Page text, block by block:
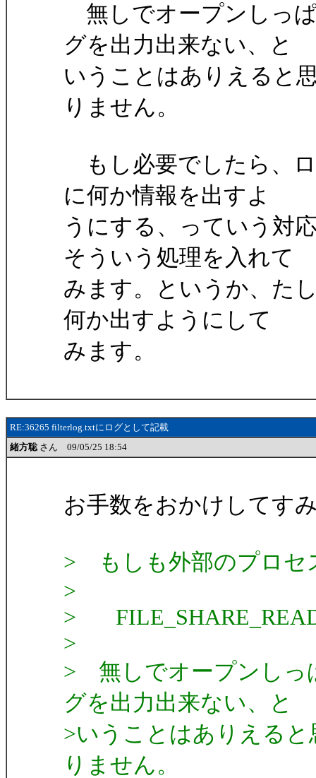
無しでオープンしっ
グを出力出来ない、と
いうことはありえると
りません。
もし必要でしたら、
に何か情報を出すよ
うにする、っていう対
そういう処理を入れて
みます。というか、た
何か出すようにして
みます。
RE:36265 filterlog.txtにログとして記載
緒方聡 さん 09/05/25 18:54
お手数をおかけしてす
> もしも外部のプロセ
>
> FILE_SHARE_READ
>
> 無しでオープンしっ
グを出力出来ない、と
>いうことはありえる
りません。